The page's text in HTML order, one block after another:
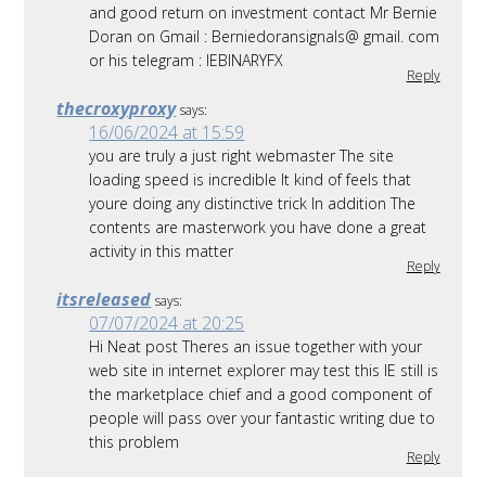
and good return on investment contact Mr Bernie
Doran on Gmail : Berniedoransignals@ gmail. com
or his telegram : IEBINARYFX
Reply
thecroxyproxy says:
16/06/2024 at 15:59
you are truly a just right webmaster The site
loading speed is incredible It kind of feels that
youre doing any distinctive trick In addition The
contents are masterwork you have done a great
activity in this matter
Reply
itsreleased says:
07/07/2024 at 20:25
Hi Neat post Theres an issue together with your
web site in internet explorer may test this IE still is
the marketplace chief and a good component of
people will pass over your fantastic writing due to
this problem
Reply